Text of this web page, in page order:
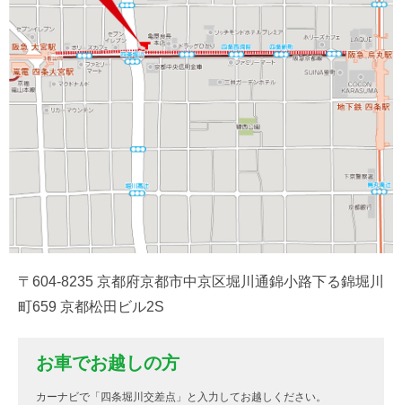
〒604-8235 京都府京都市中京区堀川通錦小路下る錦堀川
町659 京都松田ビル2S
お車でお越しの方
カーナビで「四条堀川交差点」と入力してお越しください。